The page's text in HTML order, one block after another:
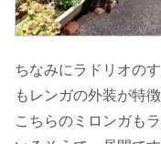
ちなみにラドリオの
もレンガの外装が特
こちらのミロンガも